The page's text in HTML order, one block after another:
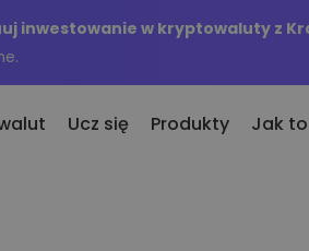
inwestowanie w kryptowaluty z
Ucz się Produkty Jak to